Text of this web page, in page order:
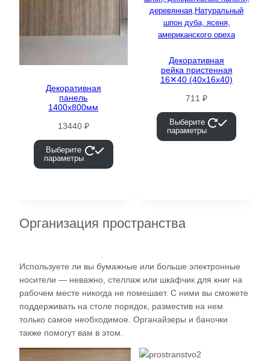
Декоративная
панель
1400х800мм
13440 ₽
Выберите
параметры
Декоративная
рейка пристенная
16✕40 (40х16х40)
711₽
Выберите
параметры
Организация пространства
Используете ли вы бумажные или больше электронные
носители — неважно, стеллаж или шкафчик для книг на
рабочем месте никогда не помешает. С ними вы сможете
поддерживать на столе порядок, разместив на нем
только самое необходимое. Органайзеры и баночки
также помогут вам в этом.